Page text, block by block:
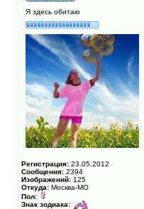
Я здесь обитаю
Регистрация: 23.05.2012
Сообщения: 2394
Изображений: 125
Откуда: Москва-МО
Пол:
Знак зодиака: